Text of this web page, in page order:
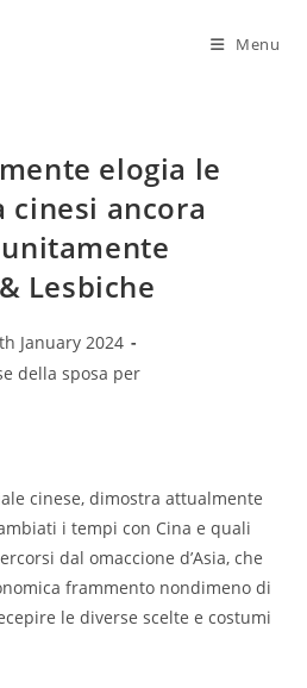
Menu
elogia le
cinesi ancora
Lesbiche
January 2024
della sposa per
cinese, dimostra attualmente
i tempi con Cina e quali
dal omaccione d’Asia, che
frammento nondimeno di
le diverse scelte e costumi